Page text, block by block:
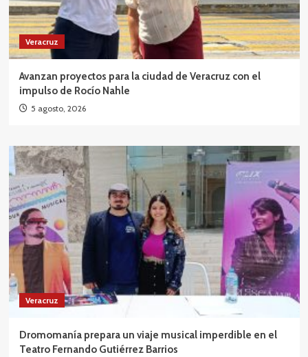
Veracruz
Avanzan proyectos para la ciudad de Veracruz con el
impulso de Rocío Nahle
5 agosto, 2026
Veracruz
Dromomanía prepara un viaje musical imperdible en el
Teatro Fernando Gutiérrez Barrios